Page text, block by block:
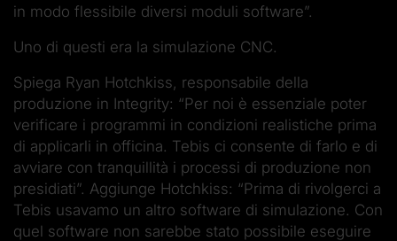
in modo flessibile diversi moduli software”.
Uno di questi era la simulazione CNC.
Spiega Ryan Hotchkiss, responsabile della
produzione in Integrity: “Per noi è essenziale poter
verificare i programmi in condizioni realistiche prima
di applicarli in officina. Tebis ci consente di farlo e di
avviare con tranquillità i processi di produzione non
presidiati”. Aggiunge Hotchkiss: “Prima di rivolgerci a
Tebis usavamo un altro software di simulazione. Con
quel software non sarebbe stato possibile eseguire